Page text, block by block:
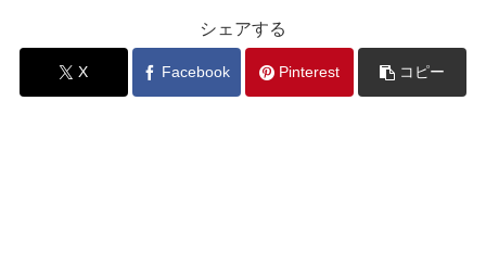
シェアする
X Facebook Pinterest コピー